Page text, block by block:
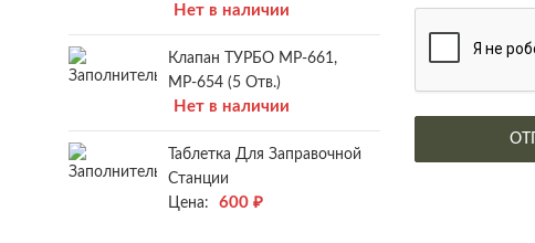
Нет в наличии
Клапан ТУРБО МР-661,
МР-654 (5 Отв.)
Нет в наличии
Таблетка Для Заправочной
Станции
Цена:
600 ₽